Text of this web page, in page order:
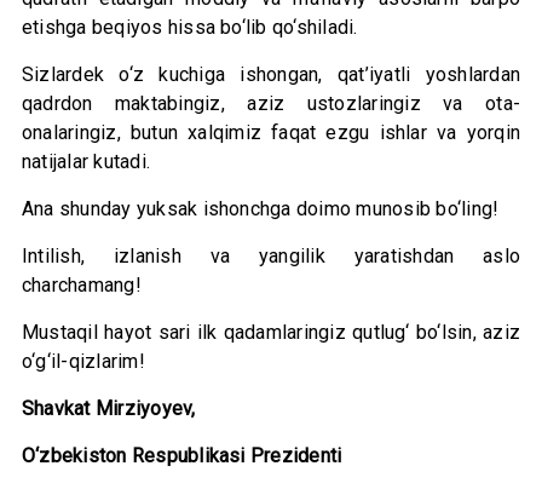
etishga beqiyos hissa bo‘lib qo‘shiladi.
Sizlardek o‘z kuchiga ishongan, qat’iyatli yoshlardan
qadrdon maktabingiz, aziz ustozlaringiz va ota-
onalaringiz, butun xalqimiz faqat ezgu ishlar va yorqin
natijalar kutadi.
Ana shunday yuksak ishonchga doimo munosib bo‘ling!
Intilish, izlanish va yangilik yaratishdan aslo
charchamang!
Mustaqil hayot sari ilk qadamlaringiz qutlug‘ bo‘lsin, aziz
o‘g‘il-qizlarim!
Shavkat Mirziyoyev,
O‘zbekiston Respublikasi Prezidenti